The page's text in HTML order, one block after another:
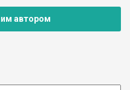
автором